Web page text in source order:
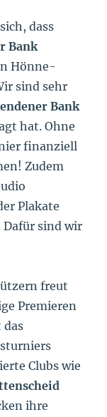
dass
Bank
Hönne-
sind sehr
Bank
hat. Ohne
finanziell
Zudem
Plakate
Dafür sind wir
freut
Premieren
das
Clubs wie
ihre